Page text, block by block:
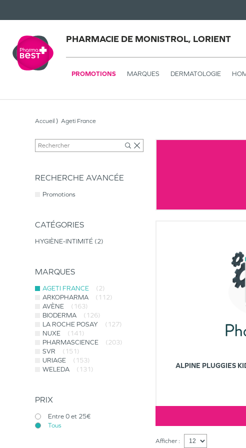
PHARMACIE DE MONISTROL, LORIENT
PROMOTIONS MARQUES DERMATOLOGIE
Accueil Ageti France
RECHERCHE AVANCÉE
Promotions
CATÉGORIES
HYGIÈNE-INTIMITÉ 2
MARQUES
AGETI FRANCE
(2)
ARKOPHARMA
(112)
AVÈNE
(163)
BIODERMA
(126)
LA ROCHE POSAY
(127)
NUXE
(141)
PHARMASCIENCE
(203)
SVR
(151)
URIAGE
(153)
WELEDA
(131)
PRIX
Entre 0 et 25€
Tous
ALPINE PLUGGIES
Afficher :